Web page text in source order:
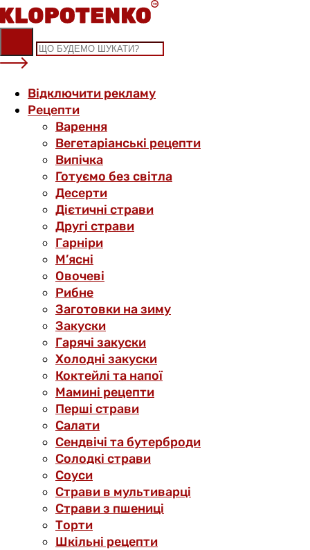
Skip
to
content
Відключити рекламу
Рецепти
Варення
Вегетаріанські рецепти
Випічка
Готуємо без світла
Десерти
Дієтичні страви
Другі страви
Гарніри
М’ясні
Овочеві
Рибне
Заготовки на зиму
Закуски
Гарячі закуски
Холодні закуски
Коктейлі та напої
Мамині рецепти
Перші страви
Салати
Сендвічі та бутерброди
Солодкі страви
Соуси
Страви в мультиварці
Страви з пшениці
Торти
Шкільні рецепти